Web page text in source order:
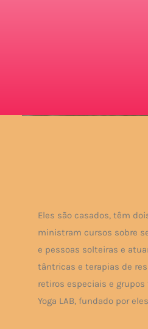
Eles são casados, têm
ministram cursos sobre
e pessoas solteiras e
tântricas e terapias de
retiros especiais e
Yoga LAB, fundado por